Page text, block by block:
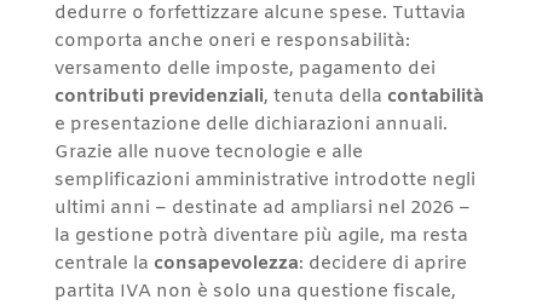
dedurre o forfettizzare alcune spese. Tuttavia
comporta anche oneri e responsabilità:
versamento delle imposte, pagamento dei
contributi previdenziali, tenuta della contabilità
e presentazione delle dichiarazioni annuali.
Grazie alle nuove tecnologie e alle
semplificazioni amministrative introdotte negli
ultimi anni – destinate ad ampliarsi nel 2026 –
la gestione potrà diventare più agile, ma resta
centrale la consapevolezza: decidere di aprire
partita IVA non è solo una questione fiscale,